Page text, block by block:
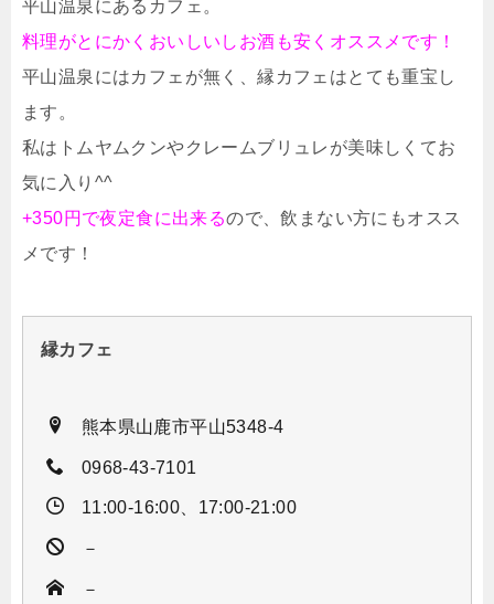
平山温泉にあるカフェ。
料理がとにかくおいしいしお酒も安くオススメです！
平山温泉にはカフェが無く、縁カフェはとても重宝し
ます。
私はトムヤムクンやクレームブリュレが美味しくてお
気に入り^^
+350円で夜定食に出来るので、飲まない方にもオスス
メです！
縁カフェ
熊本県山鹿市平山5348-4
0968-43-7101
11:00-16:00、17:00-21:00
－
－